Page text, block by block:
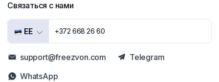
Связаться с нами
EE +372 668 26 60
support@freezvon.com
Telegram
WhatsApp